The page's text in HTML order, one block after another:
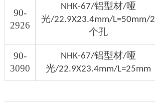
90-
2926
NHK-67/铝型材/哑
光/22.9X23.4mm/L=50mm/2
个孔
90-
3090
NHK-67/铝型材/哑
光/22.9X23.4mm/L=25mm